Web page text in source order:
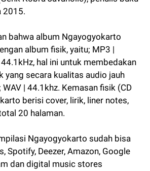
2015.
bahwa album Ngayogyokarto
album fisik, yaitu; MP3 |
hal ini untuk membedakan
yang secara kualitas audio jauh
| 44.1khz. Kemasan fisik (CD
berisi cover, lirik, liner notes,
20 halaman.
Ngayogyokarto sudah bisa
Spotify, Deezer, Amazon, Google
dan digital music stores